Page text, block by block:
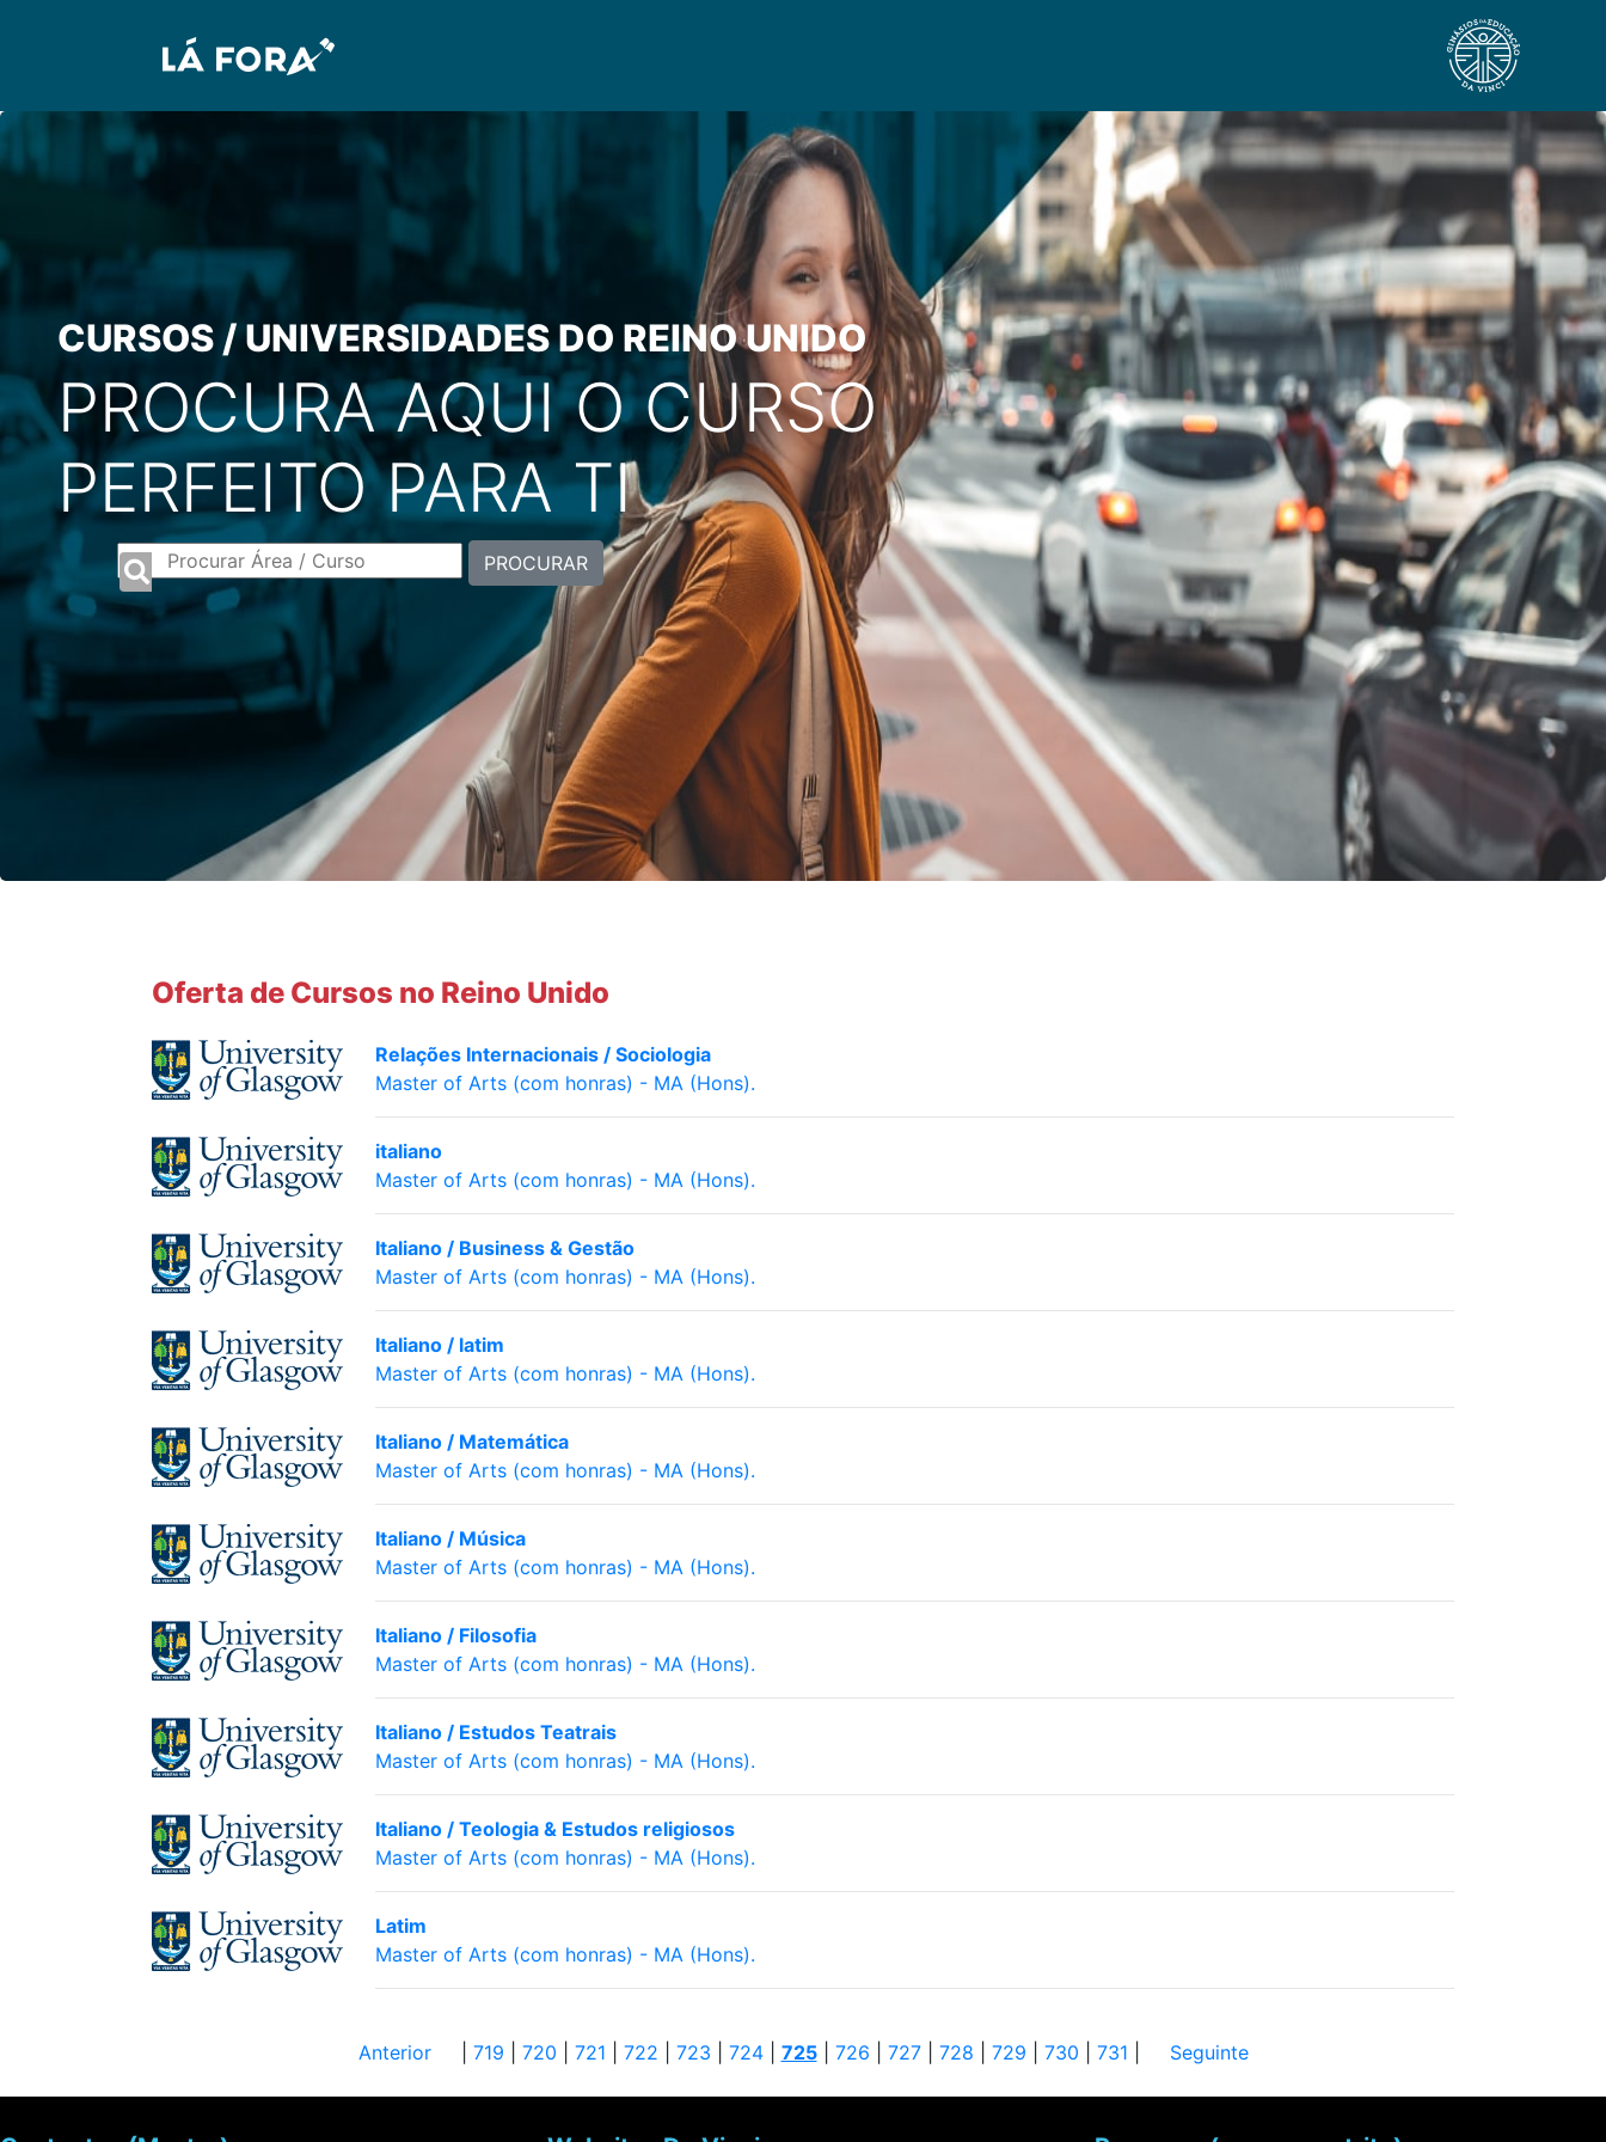
CURSOS / UNIVERSIDADES DO REINO UNIDO
PROCURA AQUI O CURSO
PERFEITO PARA TI
PROCURAR
Oferta de Cursos no Reino Unido
Relações Internacionais / Sociologia
Master of Arts (com honras) - MA (Hons).
italiano
Master of Arts (com honras) - MA (Hons).
Italiano / Business & Gestão
Master of Arts (com honras) - MA (Hons).
Italiano / latim
Master of Arts (com honras) - MA (Hons).
Italiano / Matemática
Master of Arts (com honras) - MA (Hons).
Italiano / Música
Master of Arts (com honras) - MA (Hons).
Italiano / Filosofia
Master of Arts (com honras) - MA (Hons).
Italiano / Estudos Teatrais
Master of Arts (com honras) - MA (Hons).
Italiano / Teologia & Estudos religiosos
Master of Arts (com honras) - MA (Hons).
Latim
Master of Arts (com honras) - MA (Hons).
Anterior| 719 720 721 722 723 724| 725| 726 727| 728 729 730 731 Seguinte